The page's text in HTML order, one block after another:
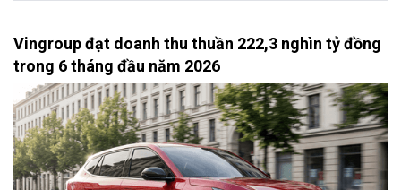
Vingroup đạt doanh thu thuần 222,3 nghìn tỷ đồng
trong 6 tháng đầu năm 2026